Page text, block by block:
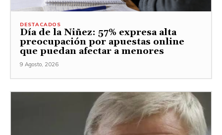
DESTACADOS
Día de la Niñez: 57% expresa alta
preocupación por apuestas online
que puedan afectar a menores
9 Agosto, 2026